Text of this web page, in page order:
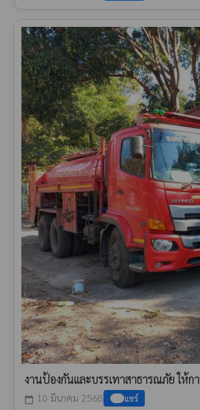
งานป้องกันและบรรเทาสาธารณภัย ให้
calendar_today 10 มีนาคม 2568 แชร์